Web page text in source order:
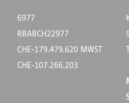
6977
RBABCH22977
CHE-179.479.620 MWST
CHE-107.266.203